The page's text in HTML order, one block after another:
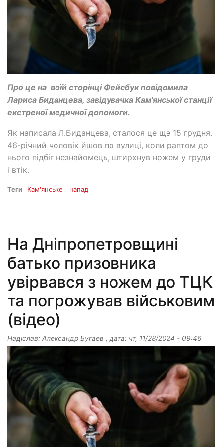
Про це на воїй сторінці Фейсбук повідомила
Лариса Биданцева, завідувачка Кам'янської станції
екстреної медичної допомоги.
Як написала Л.Биданцева, сталося це ще 15 грудня.
46-річний чоловік йшов по вулиці, коли раптом до
нього підбіг незнайомець, штирхнув ножем у груди
і втік.
Теги Кам'янське напад
На Дніпропетровщині
батько призовника
увірвався з ножем до ТЦК
та погрожував військовим
(відео)
Надіслав: Александр Бугаев , дата: чт, 11/28/2024 - 09:46